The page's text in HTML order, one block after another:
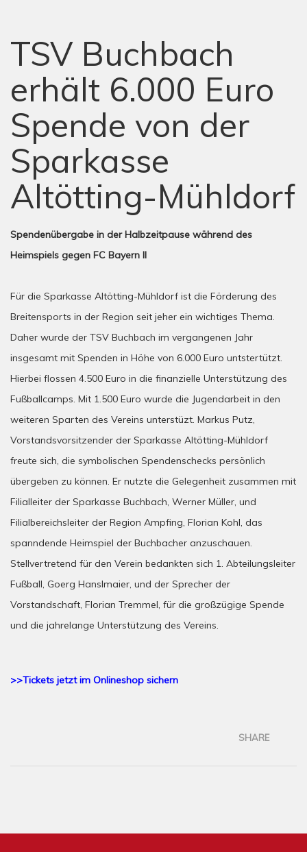
TSV Buchbach
erhält 6.000 Euro
Spende von der
Sparkasse
Altötting-Mühldorf
Spendenübergabe in der Halbzeitpause während des
Heimspiels gegen FC Bayern II
Für die Sparkasse Altötting-Mühldorf ist die Förderung des
Breitensports in der Region seit jeher ein wichtiges Thema.
Daher wurde der TSV Buchbach im vergangenen Jahr
insgesamt mit Spenden in Höhe von 6.000 Euro untstertützt.
Hierbei flossen 4.500 Euro in die finanzielle Unterstützung des
Fußballcamps. Mit 1.500 Euro wurde die Jugendarbeit in den
weiteren Sparten des Vereins unterstüzt. Markus Putz,
Vorstandsvorsitzender der Sparkasse Altötting-Mühldorf
freute sich, die symbolischen Spendenschecks persönlich
übergeben zu können. Er nutzte die Gelegenheit zusammen mit
Filialleiter der Sparkasse Buchbach, Werner Müller, und
Filialbereichsleiter der Region Ampfing, Florian Kohl, das
spanndende Heimspiel der Buchbacher anzuschauen.
Stellvertretend für den Verein bedankten sich 1. Abteilungsleiter
Fußball, Goerg Hanslmaier, und der Sprecher der
Vorstandschaft, Florian Tremmel, für die großzügige Spende
und die jahrelange Unterstützung des Vereins.
>>Tickets jetzt im Onlineshop sichern
SHARE